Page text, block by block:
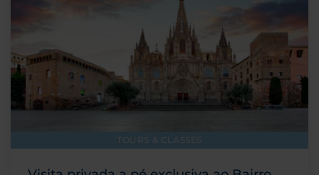
TOURS & CLASSES